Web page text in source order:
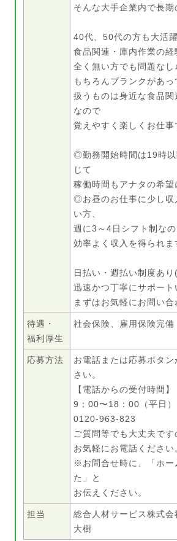
そんな大手企業内で長期
40代、50代の方も大活
食品関連・庫内作業の経
全く無い方でも問題なし
もちろんブランクがあっ
扱うものは身近な食品関
なので
覚えやすく楽しくお仕
◎勤務開始時間は19時
じて
稼働時間もアナタの希
◎お昼のお仕事に少し収
い方、
週に3～4日シフト制な
効率よく収入を得られ
日払い・週払い制度あ
迅速かつ丁寧にサポー
まずはお気軽にお問い
待遇・
福利厚生
社会保険、雇用保険完備
応募方法
お電話または応募ボタ
さい。
【電話からの受付時間】
9：00〜18：00（平日）
0120-963-823
ご質問等でも大丈夫です
お気軽にお電話ください
※お問合せ時に、「ホー
た」と
お伝えください。
担当
総合人材サービス株式
大樹